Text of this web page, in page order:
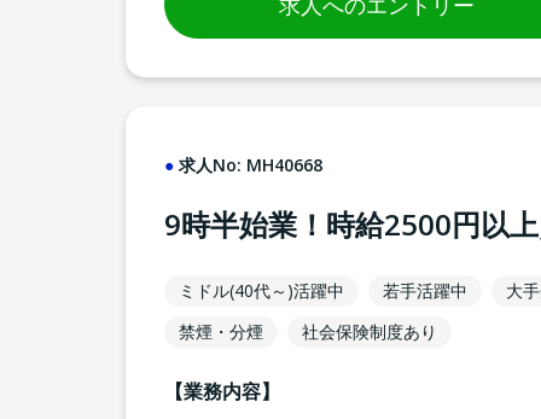
求人No: MH40668
9時半始業！時給2500円以
ミドル(40代～)活躍中 若手活躍中
大
禁煙・分煙
社会保険制度あり
【業務内容】